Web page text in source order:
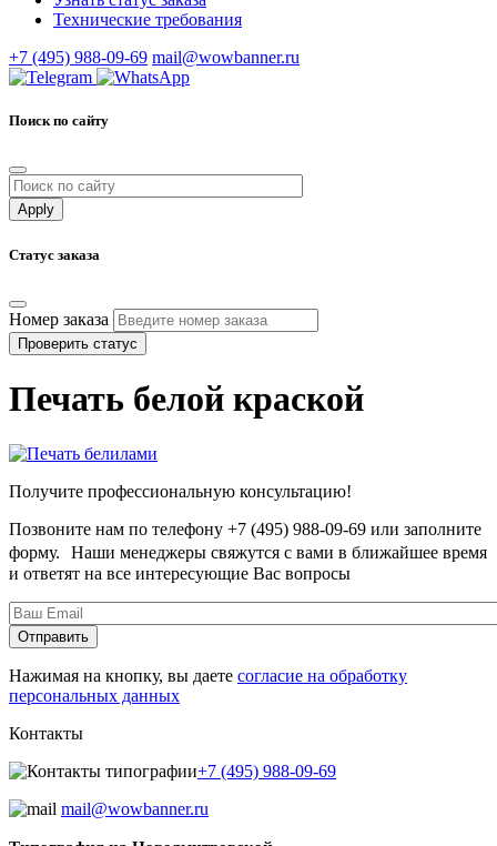
Технические требования
+7 (495) 988-09-69 mail@wowbanner.ru
Поиск по сайту
Статус заказа
Номер заказа
Проверить статус
Печать белой краской
Получите профессиональную консультацию!
Позвоните нам по телефону +7 (495) 988-09-69 или заполните
форму. Наши менеджеры свяжутся с вами в ближайшее время
и ответят на все интересующие Вас вопросы
Нажимая на кнопку, вы даете согласие на обработку
персональных данных
Контакты
+7 (495) 988-09-69
mail@wowbanner.ru